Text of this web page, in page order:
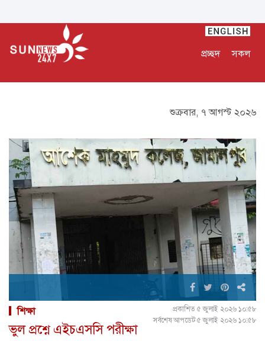
প্রচ্ছদ সকল
শুক্রবার, ৭ আগস্ট ২০২৬
শিক্ষা
প্রকাশিত ৫ জুলাই ২০২৬ ১০:৫৮
সর্বশেষ আপডেট ৫ জুলাই ২০২৬ ১০:৫৮
ভুল প্রশ্নে এইচএসসি পরীক্ষা